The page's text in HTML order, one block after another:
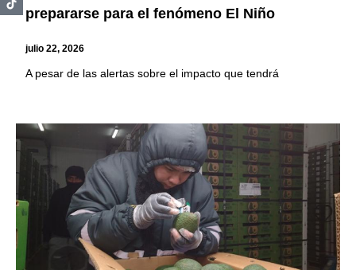
prepararse para el fenómeno El Niño
julio 22, 2026
A pesar de las alertas sobre el impacto que tendrá